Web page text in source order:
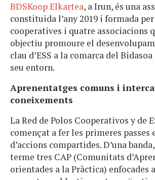
BDSKoop Elkartea, a Irun, és una
constituida l’any 2019 i formada
cooperatives i quatre associacions
objectiu promoure el
clau d’ESS a la comarca del
seu entorn.
Aprenentatges comuns i
coneixements
La Red de Polos Cooperativos y de
començat a fer les primeres passes
d’accions compartides. D’una
terme tres CAP (Comunitats
orientades a la Pràctica) enfocades